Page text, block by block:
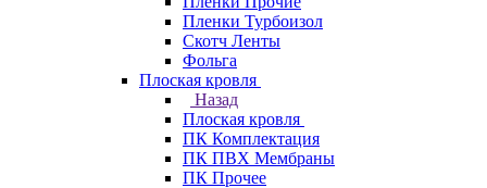
Пленки Турбоизол
Скотч Ленты
Фольга
Плоская кровля
Назад
Плоская кровля
ПК Комплектация
ПК ПВХ Мембраны
ПК Прочее